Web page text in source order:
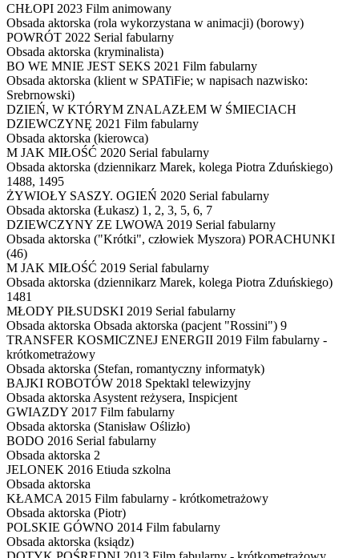
CHŁOPI 2023 Film animowany
Obsada aktorska (rola wykorzystana w animacji) (borowy)
POWRÓT 2022 Serial fabularny
Obsada aktorska (kryminalista)
BO WE MNIE JEST SEKS 2021 Film fabularny
Obsada aktorska (klient w SPATiFie; w napisach nazwisko:
Srebrnowski)
DZIEŃ, W KTÓRYM ZNALAZŁEM W ŚMIECIACH
DZIEWCZYNĘ 2021 Film fabularny
Obsada aktorska (kierowca)
M JAK MIŁOŚĆ 2020 Serial fabularny
Obsada aktorska (dziennikarz Marek, kolega Piotra Zduńskiego)
1488, 1495
ŻYWIOŁY SASZY. OGIEŃ 2020 Serial fabularny
Obsada aktorska (Łukasz) 1, 2, 3, 5, 6, 7
DZIEWCZYNY ZE LWOWA 2019 Serial fabularny
Obsada aktorska ("Krótki", człowiek Myszora) PORACHUNKI
(46)
M JAK MIŁOŚĆ 2019 Serial fabularny
Obsada aktorska (dziennikarz Marek, kolega Piotra Zduńskiego)
1481
MŁODY PIŁSUDSKI 2019 Serial fabularny
Obsada aktorska Obsada aktorska (pacjent "Rossini") 9
TRANSFER KOSMICZNEJ ENERGII 2019 Film fabularny -
krótkometrażowy
Obsada aktorska (Stefan, romantyczny informatyk)
BAJKI ROBOTÓW 2018 Spektakl telewizyjny
Obsada aktorska Asystent reżysera, Inspicjent
GWIAZDY 2017 Film fabularny
Obsada aktorska (Stanisław Oślizło)
BODO 2016 Serial fabularny
Obsada aktorska 2
JELONEK 2016 Etiuda szkolna
Obsada aktorska
KŁAMCA 2015 Film fabularny - krótkometrażowy
Obsada aktorska (Piotr)
POLSKIE GÓWNO 2014 Film fabularny
Obsada aktorska (ksiądz)